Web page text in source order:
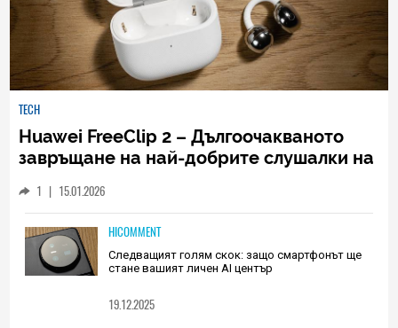
TECH
Huawei FreeClip 2 – Дългоочакваното
завръщане на най-добрите слушалки на
1 | 15.01.2026
HICOMMENT
Следващият голям скок: защо смартфонът ще
стане вашият личен AI център
19.12.2025